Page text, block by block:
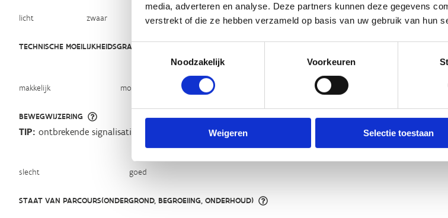
media, adverteren en analyse. Deze partners kunnen deze gegevens
verstrekt of die ze hebben verzameld op basis van uw gebruik van hun
Toestemmingsselectie
Noodzakelijk
Voorkeuren
Weigeren Selectie toestaan
licht zwaar
TECHNISCHE MOEILIJKHEIDSGRAAD
makkelijk moeilijk
BEWEGWIJZERING
slecht goed
TIP: ontbrekende signalisatie kan je melden via hetRoutemeldpunt
STAAT VAN PARCOURS(ONDERGROND, BEGROEIING, ONDERHOUD)